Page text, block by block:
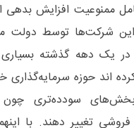
ممنوعیت افزایش بدهی
شرکت‌ها توسط دولت
یک دهه گذشته بسیاری
اند حوزه سرمایه‌گذاری
سودده‌تری چون
تغییر دهند. با